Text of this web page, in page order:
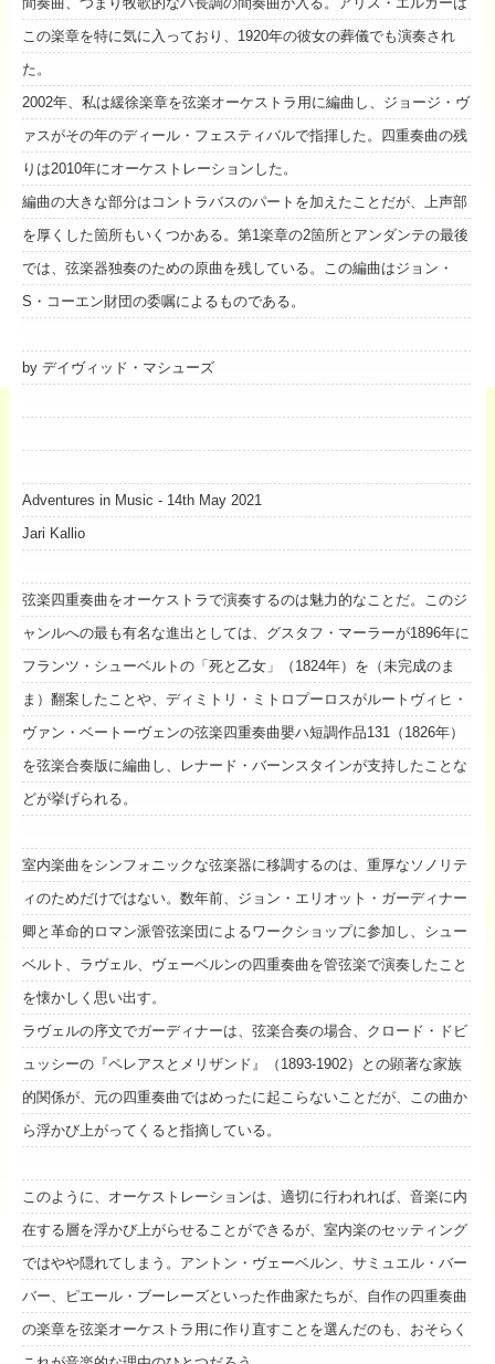
この楽章を特に気に入っており、1920年の彼女の葬儀でも演奏され
た。
2002年、私は緩徐楽章を弦楽オーケストラ用に編曲し、ジョージ・ヴ
ァスがその年のディール・フェスティバルで指揮した。四重奏曲の残
りは2010年にオーケストレーションした。
編曲の大きな部分はコントラバスのパートを加えたことだが、上声部
を厚くした箇所もいくつかある。第1楽章の2箇所とアンダンテの最後
では、弦楽器独奏のための原曲を残している。この編曲はジョン・
S・コーエン財団の委嘱によるものである。
by デイヴィッド・マシューズ
Adventures in Music - 14th May 2021
Jari Kallio
弦楽四重奏曲をオーケストラで演奏するのは魅力的なことだ。このジ
ャンルへの最も有名な進出としては、グスタフ・マーラーが1896年に
フランツ・シューベルトの「死と乙女」（1824年）を（未完成のま
ま）翻案したことや、ディミトリ・ミトロプーロスがルートヴィヒ・
ヴァン・ベートーヴェンの弦楽四重奏曲嬰ハ短調作品131（1826年）
を弦楽合奏版に編曲し、レナード・バーンスタインが支持したことな
どが挙げられる。
室内楽曲をシンフォニックな弦楽器に移調するのは、重厚なソノリテ
ィのためだけではない。数年前、ジョン・エリオット・ガーディナー
卿と革命的ロマン派管弦楽団によるワークショップに参加し、シュー
ベルト、ラヴェル、ヴェーベルンの四重奏曲を管弦楽で演奏したこと
を懐かしく思い出す。
ラヴェルの序文でガーディナーは、弦楽合奏の場合、クロード・ドビ
ュッシーの『ペレアスとメリザンド』（1893-1902）との顕著な家族
的関係が、元の四重奏曲ではめったに起こらないことだが、この曲か
ら浮かび上がってくると指摘している。
このように、オーケストレーションは、適切に行われれば、音楽に内
在する層を浮かび上がらせることができるが、室内楽のセッティング
ではやや隠れてしまう。アントン・ヴェーベルン、サミュエル・バー
バー、ピエール・ブーレーズといった作曲家たちが、自作の四重奏曲
の楽章を弦楽オーケストラ用に作り直すことを選んだのも、おそらく